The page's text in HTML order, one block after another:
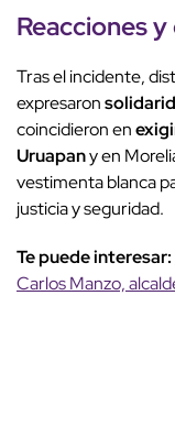
Reacciones
Tras el incidente,
expresaron
coincidieron en
Uruapany en
vestimenta blanca
justicia y seguridad.
Te puede interesar:
Carlos Manzo,